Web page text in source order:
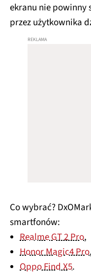
ekranu nie powinny
przez użytkownika
Co wybrać?
smartfonów:
Realme GT 2 Pro,
Honor Magic4 Pro,
Oppo Find X5.